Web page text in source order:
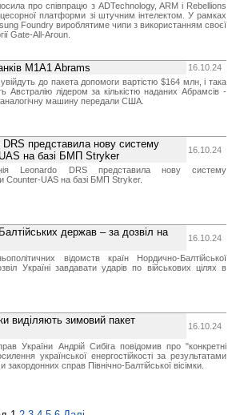
про співпрацю з ADTechnology, ARM і Rebellions
платформи зі штучним інтелектом. У рамках
Foundry вироблятиме чипи з використанням своєї
Gate-All-Aroun.
M1A1 Abrams
16.10.24
до пакета допомоги вартістю $164 млн, і така
Австралію лідером за кількістю наданих Абрамсів -
машину передали США.
DRS представила нову систему
UAS на базі БМП Stryker
16.10.24
Leonardo DRS представила нову систему
Counter-UAS на базі БМП Stryker.
держав – за дозвіл на
16.10.24
відомств країн Нордично-Балтійської
Україні завдавати ударів по військових цілях в
виділяють зимовий пакет
16.10.24
України Андрій Сибіга повідомив про "конкретні
української енергостійкості за результатами
закордонних справ Північно-Балтійської вісімки.